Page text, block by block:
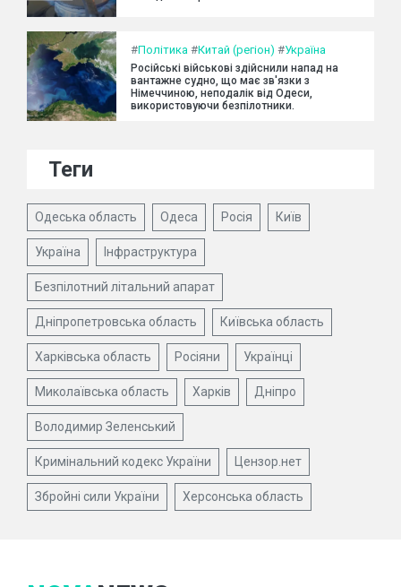
#Політика #Китай (регіон) #Україна
Російські військові здійснили напад на
вантажне судно, що має зв'язки з
Німеччиною, неподалік від Одеси,
використовуючи безпілотники.
Теги
Одеська область Одеса Росія Київ
Україна Інфраструктура
Безпілотний літальний апарат
Дніпропетровська область Київська область
Харківська область Росіяни Українці
Миколаївська область Харків Дніпро
Володимир Зеленський
Кримінальний кодекс України Цензор.нет
Збройні сили України Херсонська область